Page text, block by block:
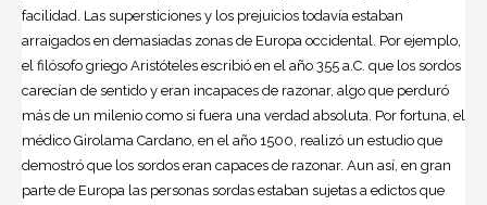
facilidad. Las supersticiones y los prejuicios todavía estaban
arraigados en demasiadas zonas de Europa occidental. Por ejemplo,
el filósofo griego Aristóteles escribió en el año 355 a.C. que los sordos
carecían de sentido y eran incapaces de razonar, algo que perduró
más de un milenio como si fuera una verdad absoluta. Por fortuna, el
médico Girolama Cardano, en el año 1500, realizó un estudio que
demostró que los sordos eran capaces de razonar. Aun así, en gran
parte de Europa las personas sordas estaban sujetas a edictos que